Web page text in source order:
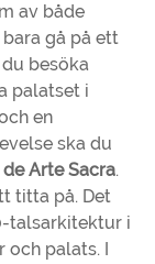
av både
gå på ett
besöka
palatset i
en
ska du
Arte Sacra.
titta på. Det
talsarkitektur i
och palats. I